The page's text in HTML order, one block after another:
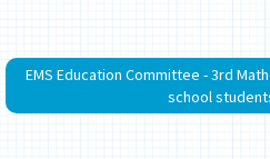
EMS Education Committee - 3rd
school